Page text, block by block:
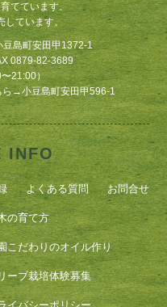
てています。
しています。
島町安田甲1372-1
0879-82-3689
〜21:00）
ら→小豆島町安田甲596-1
INFO
よくある質問 お問合せ
の育て方
こだわりのオイル作り
ーブ栽培体験募集